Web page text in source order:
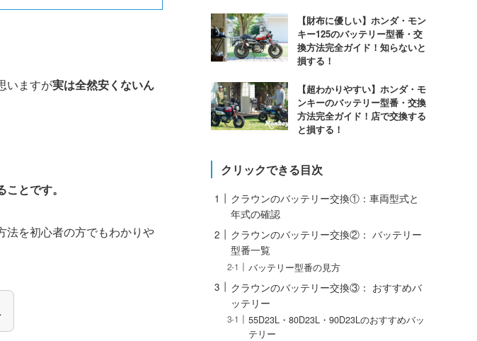
いますが実は全然安くないん
とです。
法を初心者の方でもわかりや
【財布に優しい】ホンダ・モン
キー125のバッテリー型番・交
換方法完全ガイド！知らないと
損する！
【超わかりやすい】ホンダ・モ
ンキーのバッテリー型番・交換
方法完全ガイド！店で交換する
と損する！
クリックできる目次
クラウンのバッテリー交換①：車両型式と
年式の確認
クラウンのバッテリー交換②： バッテリー
型番一覧
バッテリー型番の見方
クラウンのバッテリー交換③： おすすめバ
ッテリー
55D23L・80D23L・90D23Lのおすすめバッ
テリー